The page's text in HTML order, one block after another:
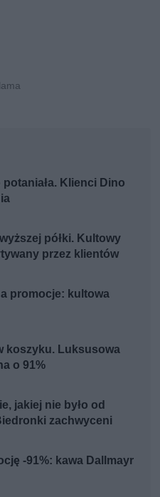
Klienci Dino
półki. Kultowy
przez klientów
promocje: kultowa
koszyku. Luksusowa
o 91%
jakiej nie było od
zachwyceni
-91%: kawa Dallmayr